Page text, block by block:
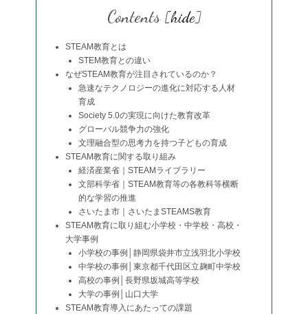
Contents [hide]
STEAM教育とは
STEM教育との違い
なぜSTEAM教育が注目されているのか？
急速なテクノロジーの進化に対応する人材
育成
Society 5.0の実現に向けた教育改革
グローバル競争力の強化
文理融合型の思考力を持つ子どもの育成
STEAM教育に関する取り組み
経済産業省｜STEAMライブラリー
文部科学省｜STEAM教育等の各教科等横断
的な学習の推進
さいたま市｜さいたまSTEAMS教育
STEAM教育に取り組む小学校・中学校・高校・
大学事例
小学校の事例│静岡県袋井市立浅羽北小学校
中学校の事例│東京都千代田区立麹町中学校
高校の事例│長野県坂城高等学校
大学の事例│山口大学
STEAM教育導入にあたっての課題